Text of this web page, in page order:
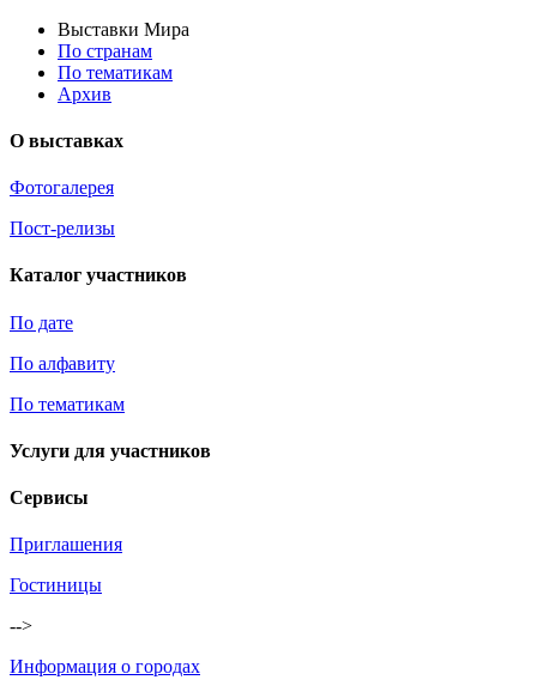
Выставки Мира
По странам
По тематикам
Архив
О выставках
Фотогалерея
Пост-релизы
Каталог участников
По дате
По алфавиту
По тематикам
Услуги для участников
Сервисы
Приглашения
Гостиницы
-->
Информация о городах